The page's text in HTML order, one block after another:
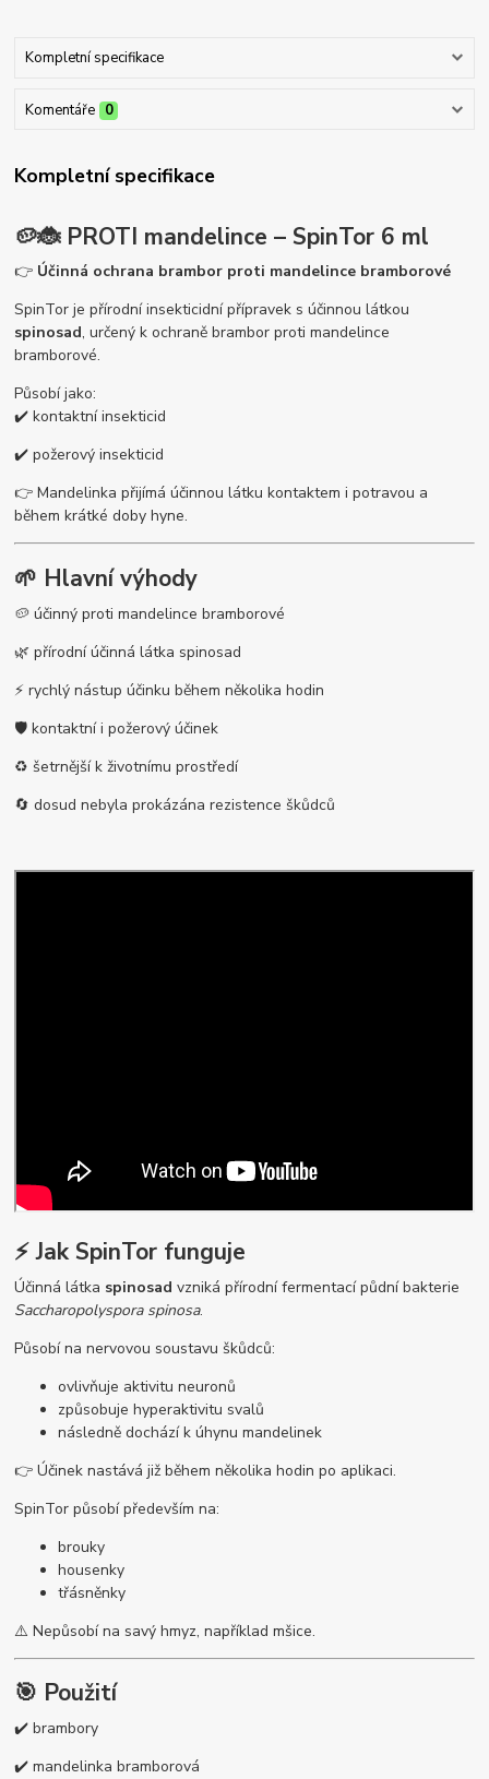
Kompletní specifikace
Komentáře 0
Kompletní specifikace
🥔🐞 PROTI mandelince – SpinTor 6 ml
👉 Účinná ochrana brambor proti mandelince bramborové
SpinTor je přírodní insekticidní přípravek s účinnou látkou
spinosad, určený k ochraně brambor proti mandelince
bramborové.
Působí jako:
✔️ kontaktní insekticid
✔️ požerový insekticid
👉 Mandelinka přijímá účinnou látku kontaktem i potravou a
během krátké doby hyne.
🌱 Hlavní výhody
🥔 účinný proti mandelince bramborové
🌿 přírodní účinná látka spinosad
⚡ rychlý nástup účinku během několika hodin
🛡️ kontaktní i požerový účinek
♻️ šetrnější k životnímu prostředí
🔄 dosud nebyla prokázána rezistence škůdců
⚡ Jak SpinTor funguje
Účinná látka spinosad vzniká přírodní fermentací půdní bakterie
Saccharopolyspora spinosa.
Působí na nervovou soustavu škůdců:
ovlivňuje aktivitu neuronů
způsobuje hyperaktivitu svalů
následně dochází k úhynu mandelinek
👉 Účinek nastává již během několika hodin po aplikaci.
SpinTor působí především na:
brouky
housenky
třásněnky
⚠️ Nepůsobí na savý hmyz, například mšice.
🎯 Použití
✔️ brambory
✔️ mandelinka bramborová